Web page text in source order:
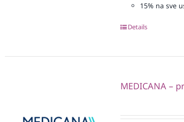
15% na sve
Details
MEDICANA –